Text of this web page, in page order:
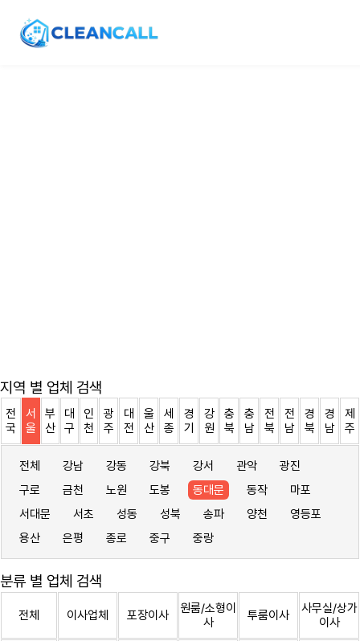
지역 별 업체 검색
전
국
서
울
부
산
대
구
인
천
광
주
대
전
울
산
세
종
경
기
강
원
충
북
충
남
전
북
전
남
경
북
경
남
제
주
전체 강남 강동 강북 강서 관악
광진
구로
금천 노원 도봉 동대문 동작
마포
서대문
서초 성동 성북 송파 양천
영등포
용산
은평 종로 중구 중랑
분류 별 업체 검색
전체 이사업체 포장이사
원룸/소형이
사
투룸이사
사무실/상가
이사